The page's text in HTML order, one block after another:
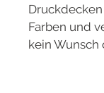
Farben und
kein Wunsch